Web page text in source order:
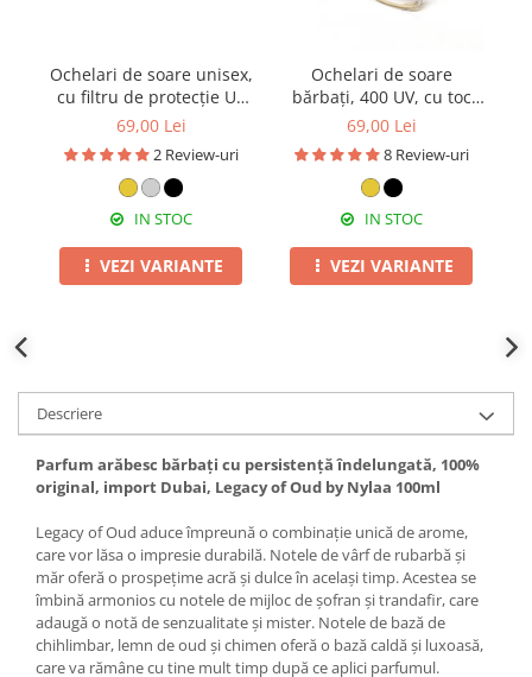
Ochelari de soare unisex,
cu filtru de protecție UV
400, cu toc cadou, OSX25
69,00 Lei
2 Review-uri
IN STOC
VEZI VARIANTE
Ochelari de soare
bărbați, 400 UV, cu toc
cadou, OSB04
69,00 Lei
8 Review-uri
IN STOC
VEZI VARIANTE
Descriere
Parfum arăbesc bărbați cu persistență îndelungată, 100%
original, import Dubai, Legacy of Oud by Nylaa 100ml
Legacy of Oud aduce împreună o combinație unică de arome,
care vor lăsa o impresie durabilă. Notele de vârf de rubarbă și
măr oferă o prospețime acră și dulce în același timp. Acestea se
îmbină armonios cu notele de mijloc de șofran și trandafir, care
adaugă o notă de senzualitate și mister. Notele de bază de
chihlimbar, lemn de oud și chimen oferă o bază caldă și luxoasă,
care va rămâne cu tine mult timp după ce aplici parfumul.